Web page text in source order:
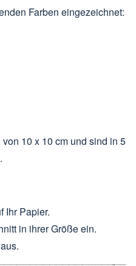
Farben eingezeichnet:
10 x 10 cm und sind in 5
Ihr Papier.
in ihrer Größe ein.